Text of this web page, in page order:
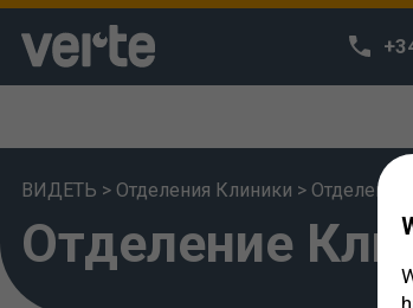
ВИДЕТЬ > Отделения Клиники > Отделение
Отделение